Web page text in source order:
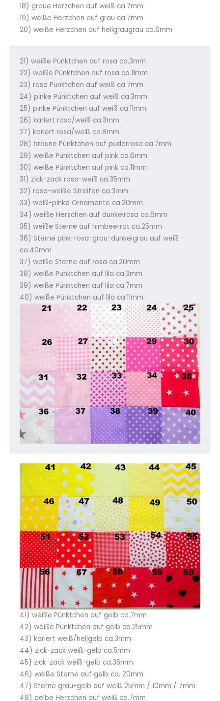
18) graue Herzchen auf weiß ca.7mm
19) weiße Herzchen auf grau ca.7mm
20) weiße Herzchen auf hellgraugrau ca.6mm
21) weiße Pünktchen auf rosa ca.3mm
22) weiße Pünktchen auf rosa ca.11mm
23) rosa Pünktchen auf weiß ca.7mm
24) pinke Pünktchen auf weiß ca.3mm
25) pinke Pünktchen auf weiß ca.11mm
26) kariert rosa/weiß ca.3mm
27) kariert rosa/weiß ca.8mm
28) braune Pünktchen auf puderrosa ca.7mm
29) weiße Pünktchen auf pink ca.6mm
30) weiße Pünktchen auf pink ca.11mm
31) zick-zack rosa-weiß ca.35mm
32) rosa-weiße Streifen ca.3mm
33) weiß-pinke Ornamente ca.20mm
34) weiße Herzchen auf dunkelrosa ca.6mm
35) weiße Sterne auf himbeerrot ca.25mm
36) Sterne pink-rosa-grau-dunkelgrau auf weiß
ca.40mm
37) weiße Sterne auf rosa ca.20mm
38) weiße Pünktchen auf lila ca.3mm
39) weiße Pünktchen auf lila ca.7mm
40) weiße Pünktchen auf lila ca.11mm
41) weiße Pünktchen auf gelb ca.7mm
42) weiße Pünktchen auf gelb ca.25mm
43) kariert weiß/hellgelb ca.3mm
44) zick-zack weiß-gelb ca.5mm
45) zick-zack weiß-gelb ca.35mm
46) weiße Sterne auf gelb ca. 20mm
47) Sterne grau-gelb auf weiß 25mm / 10mm / 7mm
48) gelbe Herzchen auf weiß ca.7mm